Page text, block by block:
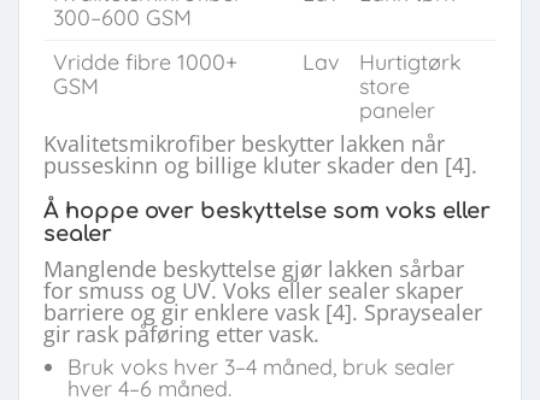
300–600 GSM
Vridde fibre 1000+
GSM
Lav
Hurtigtørk
store
paneler
Kvalitetsmikrofiber beskytter lakken når
pusseskinn og billige kluter skader den [4].
Å hoppe over beskyttelse som voks eller
sealer
Manglende beskyttelse gjør lakken sårbar
for smuss og UV. Voks eller sealer skaper
barriere og gir enklere vask [4]. Spraysealer
gir rask påføring etter vask.
Bruk voks hver 3–4 måned, bruk sealer
hver 4–6 måned.